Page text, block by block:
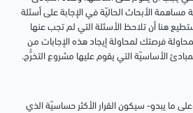
الأبحاث الحاليّة في الإجابة على أسئلة
هنا أن تلاحظ الأسئلة التي لم تجب عنها
فرصتك لمحاولة إيجاد هذه الإجابات من
الأساسيّة التي يقوم عليها مشروع التخرُّج.
ما يبدو- سيكون القرار الأكثر حساسيّة الذي